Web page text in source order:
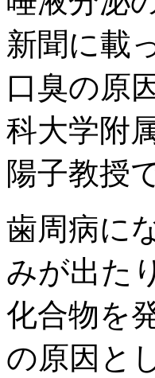
新聞に載
口臭の原
科大学附
陽子教授
歯周病に
みが出た
化合物を
の原因と